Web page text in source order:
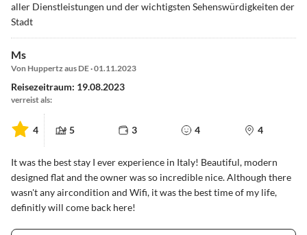
aller Dienstleistungen und der wichtigsten Sehenswürdigkeiten der
Stadt
Ms
Von Huppertz aus DE · 01.11.2023
Reisezeitraum: 19.08.2023
verreist als:
4 5 3 4 4
It was the best stay I ever experience in Italy! Beautiful, modern
designed flat and the owner was so incredible nice. Although there
wasn't any aircondition and Wifi, it was the best time of my life,
definitly will come back here!